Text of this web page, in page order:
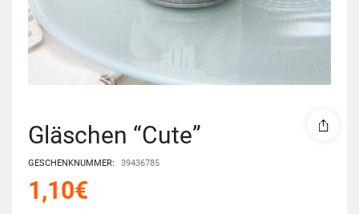
Gläschen “Cute”
GESCHENKNUMMER: 39436785
1,10€